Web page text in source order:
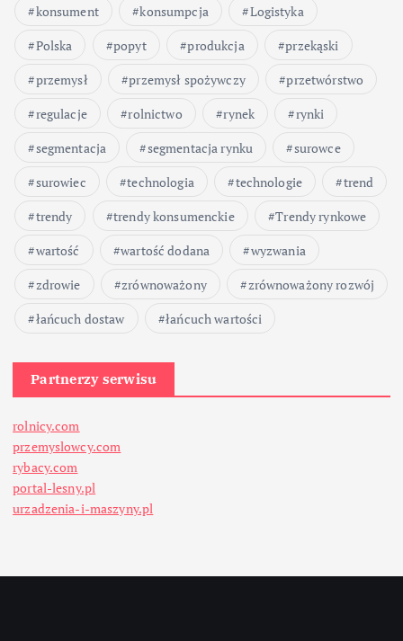
konsument
konsumpcja
Logistyka
Polska
popyt produkcja
przekąski
przemysł
przemysł spożywczy
przetwórstwo
regulacje
rolnictwo rynek
rynki
segmentacja
segmentacja rynku
surowce
surowiec
technologia technologie
trend
trendy
trendy konsumenckie
Trendy rynkowe
wartość
wartość dodana
wyzwania
zdrowie
zrównoważony
zrównoważony rozwój
łańcuch dostaw
łańcuch wartości
Partnerzy serwisu
rolnicy.com
przemyslowcy.com
rybacy.com
portal-lesny.pl
urzadzenia-i-maszyny.pl